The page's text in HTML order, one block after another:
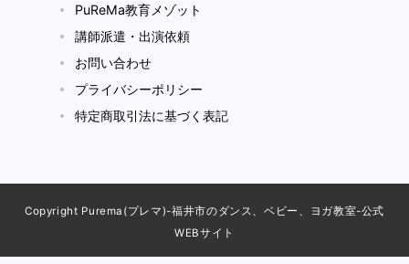
PuReMa教育メゾット
講師派遣・出演依頼
お問い合わせ
プライバシーポリシー
特定商取引法に基づく表記
Copyright Purema(プレマ)-福井市のダンス、ベビー、ヨガ教室-公式
WEBサイト